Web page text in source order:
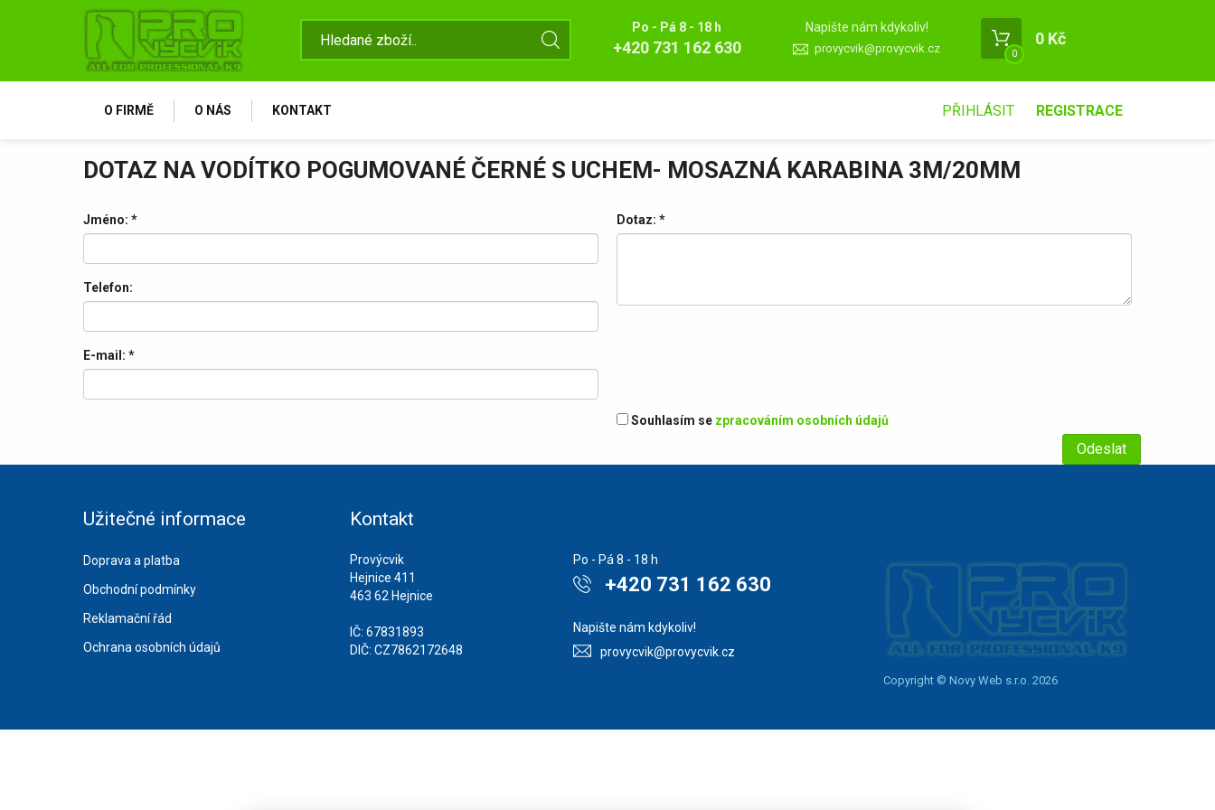
Po - Pá 8 - 18 h
+420 731 162 630
Napište nám kdykoliv!
provycvik@provycvik.cz 0
0 Kč
O FIRMĚ O NÁS KONTAKT PŘIHLÁSIT REGISTRACE
DOTAZ NA VODÍTKO POGUMOVANÉ ČERNÉ S UCHEM- MOSAZNÁ KARABINA 3M/20MM
Jméno: *
Telefon:
E-mail: *
Dotaz: *
Souhlasím se zpracováním osobních údajů
Užitečné informace
Doprava a platba
Obchodní podmínky
Reklamační řád
Ochrana osobních údajů
Kontakt
Provýcvik
Hejnice 411
463 62 Hejnice
IČ: 67831893
DIČ: CZ7862172648
Po - Pá 8 - 18 h
+420 731 162 630
Napište nám kdykoliv!
provycvik@provycvik.cz
Copyright © Novy Web s.r.o. 2026